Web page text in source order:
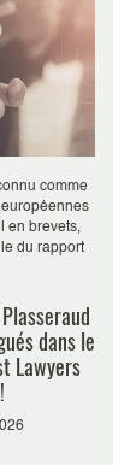
comme
européennes
en brevets,
du rapport
dans le
Lawyers